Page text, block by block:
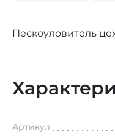
Пескоуловитель
Артикул